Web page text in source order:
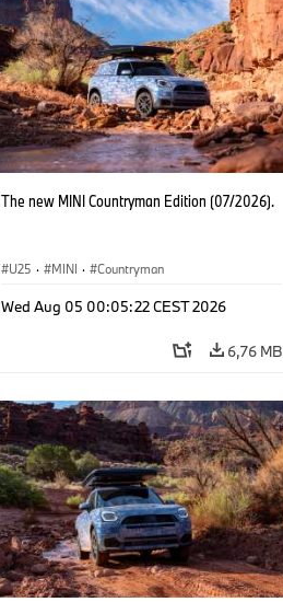
The new MINI Countryman Edition (07/2026).
U25 · MINI · Countryman
Wed Aug 05 00:05:22 CEST 2026
6,76 MB